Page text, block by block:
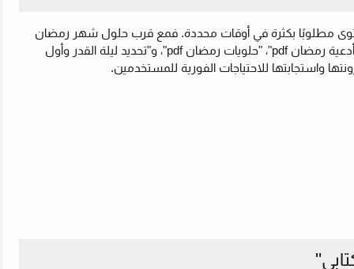
مطلوبًا بكثرة في أوقات محددة. فمع قرب حلول شهر رمضان
"أدعية رمضان pdf"، "حلويات رمضان pdf"، و"تحديد ليلة القدر وأول